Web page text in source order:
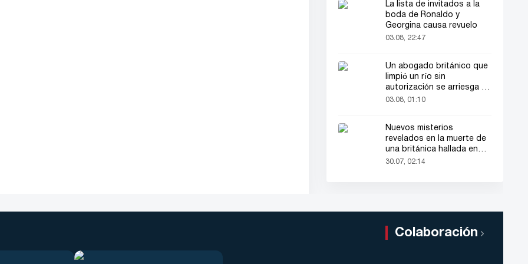
La lista de invitados a la
boda de Ronaldo y
Georgina causa revuelo
03.08, 22:47
Un abogado británico que
limpió un río sin
autorización se arriesga a
hasta 2 años de cárcel
03.08, 01:10
Nuevos misterios
revelados en la muerte de
una británica hallada en
una maleta
30.07, 02:14
Colaboración